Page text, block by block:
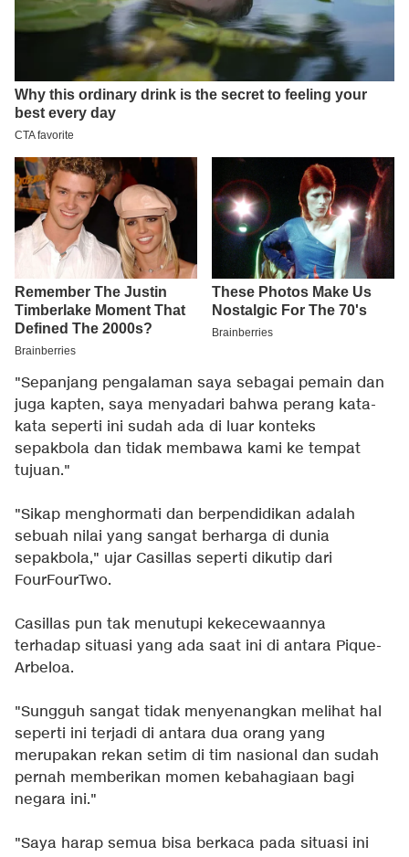
"Sepanjang pengalaman saya sebagai pemain dan
juga kapten, saya menyadari bahwa perang kata-
kata seperti ini sudah ada di luar konteks
sepakbola dan tidak membawa kami ke tempat
tujuan."
"Sikap menghormati dan berpendidikan adalah
sebuah nilai yang sangat berharga di dunia
sepakbola," ujar Casillas seperti dikutip dari
FourFourTwo.
Casillas pun tak menutupi kekecewaannya
terhadap situasi yang ada saat ini di antara Pique-
Arbeloa.
"Sungguh sangat tidak menyenangkan melihat hal
seperti ini terjadi di antara dua orang yang
merupakan rekan setim di tim nasional dan sudah
pernah memberikan momen kebahagiaan bagi
negara ini."
"Saya harap semua bisa berkaca pada situasi ini